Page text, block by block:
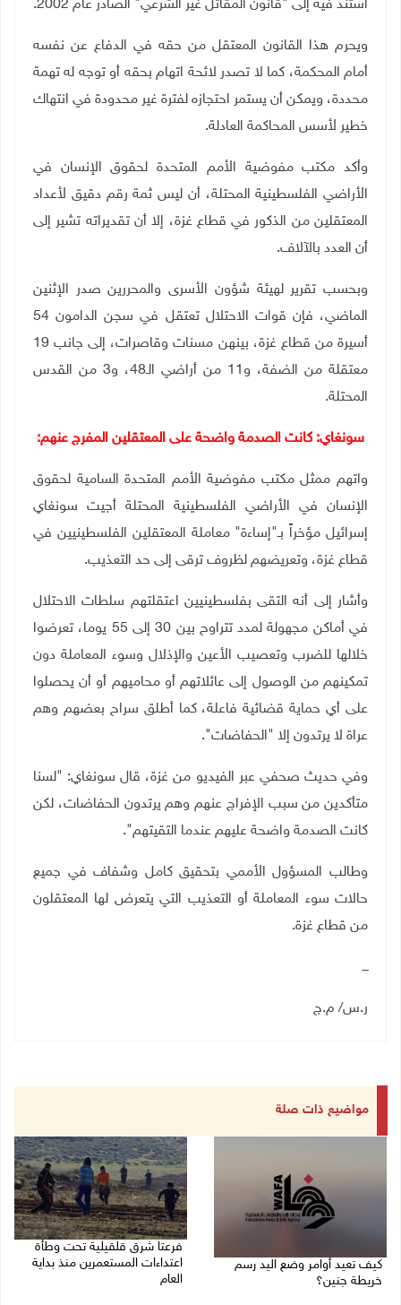
استند فيه إلى "قانون المقاتل غير الشرعي" الصادر عام 2002.
ويحرم هذا القانون المعتقل من حقه في الدفاع عن نفسه
أمام المحكمة، كما لا تصدر لائحة اتهام بحقه أو توجه له تهمة
محددة، ويمكن أن يستمر احتجازه لفترة غير محدودة في انتهاك
خطير لأسس المحاكمة العادلة.
وأكد مكتب مفوضية الأمم المتحدة لحقوق الإنسان في
الأراضي الفلسطينية المحتلة، أن ليس ثمة رقم دقيق لأعداد
المعتقلين من الذكور في قطاع غزة، إلا أن تقديراته تشير إلى
أن العدد بالآلاف.
وبحسب تقرير لهيئة شؤون الأسرى والمحررين صدر الإثنين
الماضي، فإن قوات الاحتلال تعتقل في سجن الدامون 54
أسيرة من قطاع غزة، بينهن مسنات وقاصرات، إلى جانب 19
معتقلة من الضفة، و11 من أراضي الـ48، و3 من القدس
المحتلة.
سونغاي: كانت الصدمة واضحة على المعتقلين المفرج عنهم:
واتهم ممثل مكتب مفوضية الأمم المتحدة السامية لحقوق
الإنسان في الأراضي الفلسطينية المحتلة أجيت سونغاي
إسرائيل مؤخراً بـ"إساءة" معاملة المعتقلين الفلسطينيين في
قطاع غزة، وتعريضهم لظروف ترقى إلى حد التعذيب.
وأشار إلى أنه التقى بفلسطينيين اعتقلتهم سلطات الاحتلال
في أماكن مجهولة لمدد تتراوح بين 30 إلى 55 يوما، تعرضوا
خلالها للضرب وتعصيب الأعين والإذلال وسوء المعاملة دون
تمكينهم من الوصول إلى عائلاتهم أو محاميهم أو أن يحصلوا
على أي حماية قضائية فاعلة، كما أطلق سراح بعضهم وهم
عراة لا يرتدون إلا "الحفاضات".
وفي حديث صحفي عبر الفيديو من غزة، قال سونغاي: "لسنا
متأكدين من سبب الإفراج عنهم وهم يرتدون الحفاضات، لكن
كانت الصدمة واضحة عليهم عندما التقيتهم".
وطالب المسؤول الأممي بتحقيق كامل وشفاف في جميع
حالات سوء المعاملة أو التعذيب التي يتعرض لها المعتقلون
من قطاع غزة.
ـــ
ر.س/ م.ج
مواضيع ذات صلة
كيف تعيد أوامر وضع اليد رسم
خريطة جنين؟
فرعتا شرق قلقيلية تحت وطأة
اعتداءات المستعمرين منذ بداية
العام